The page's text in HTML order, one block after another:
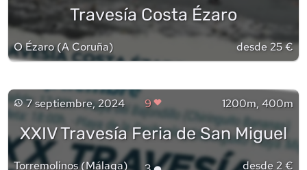
Travesía Costa Ézaro
O Ézaro(A Coruña) desde 25 €
7 septiembre, 2024 9 1200m, 400m
XXIV Travesía Feria de San Miguel
Torremolinos(Málaga) desde 2 €